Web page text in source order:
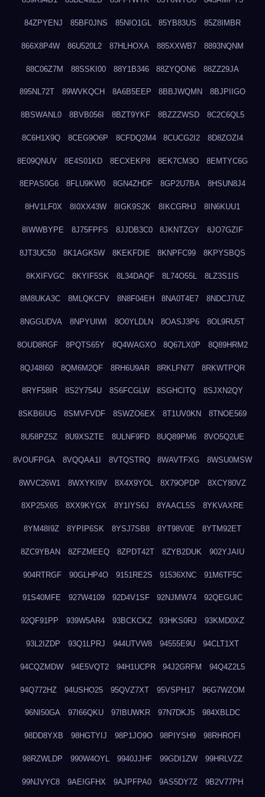
84ZPYENJ 85BF0JNS 85NIO1GL 85YB83US 85Z8IMBR
866X8P4W 86U520L2 87HLHOXA 885XXWB7 8893NQNM
88C06Z7M 88SSKI00 88Y1B346 88ZYQON6 88ZZ29JA
895NL72T 89WVKQCH 8A6B5EEP 8BBJWQMN 8BJPIIGO
8BSWANL0 8BVB056I 8BZT9YKF 8BZZZWSD 8C2C6QL5
8C6H1X9Q 8CEG9O6P 8CFDQ2M4 8CUCG2I2 8D8ZOZI4
8E09QNUV 8E4S01KD 8ECXEKP8 8EK7CM3O 8EMTYC6G
8EPAS0G6 8FLU9KW0 8GN4ZHDF 8GP2U7BA 8HSUN8J4
8HV1LF0X 8I0XX43W 8IGK9S2K 8IKCGRHJ 8IN6KUU1
8IWWBYPE 8J75FPFS 8JJDB3C0 8JKNTZGY 8JO7GZIF
8JT3UC50 8K1AGK5W 8KEKFDIE 8KNPFC99 8KPYSBQS
8KXIFVGC 8KYIF5SK 8L34DAQF 8L74O55L 8LZ3S1IS
8M8UKA3C 8MLQKCFV 8N8F04EH 8NA0T4E7 8NDCJ7UZ
8NGGUDVA 8NPYUIWI 8O0YLDLN 8OASJ3P6 8OL9RU5T
8OUD8RGF 8PQTS65Y 8Q4WAGXO 8Q67LX0P 8Q89HRM2
8QJ48I60 8QM6M2QF 8RH6U9AR 8RKLFN77 8RKWTPQR
8RYF58IR 8S2Y754U 8S6FCGLW 8SGHCITQ 8SJXN2QY
8SKB6IUG 8SMVFVDF 8SWZO6EX 8T1UV0KN 8TNOE569
8U58PZ5Z 8U9XSZTE 8ULNF9FD 8UQ89PM6 8VO5Q2UE
8VOUFPGA 8VQQAA1I 8VTQSTRQ 8WAVTFXG 8WSU0MSW
8WVC26W1 8WXYKI9V 8X4X9YOL 8X79OPDP 8XCY80VZ
8XP25X65 8XX9KYGX 8Y1IYS6J 8YAACL5S 8YKVAXRE
8YM48I9Z 8YPIP6SK 8YSJ7SB8 8YT98V0E 8YTM92ET
8ZC9YBAN 8ZFZMEEQ 8ZPDT42T 8ZYB2DUK 902YJAIU
904RTRGF 90GLHP4O 9151RE2S 91536XNC 91M6TF5C
91S40MFE 927W4109 92D4V1SF 92NJMW74 92QEGUIC
92QF91PP 939W5AR4 93BCKCKZ 93HKS0RJ 93KMD0XZ
93L2IZDP 93Q1LPRJ 944UTVW8 94555E9U 94CLT1XT
94CQZMDW 94E5VQT2 94H1UCPR 94J2GRFM 94Q4Z2L5
94Q772HZ 94USHO25 95QVZ7XT 95VSPH17 96G7WZOM
96NI50GA 97I66QKU 97IBUWKR 97N7DKJ5 984XBLDC
98DD8YXB 98HGTYIJ 98P1JO9O 98PIYSH9 98RHROFI
98RZWLDP 990W4OYL 9940JJHF 99GDI1ZW 99HRLVZZ
99NJVYC8 9AEIGFHX 9AJPFPA0 9AS5DY7Z 9B2V77PH